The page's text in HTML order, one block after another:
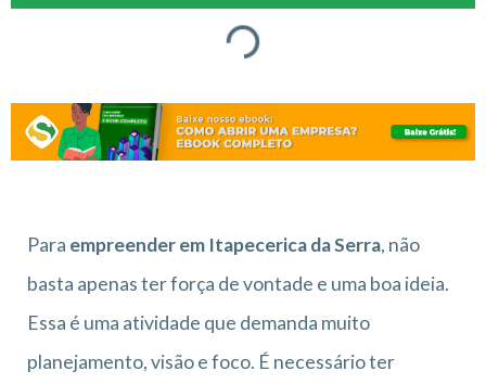
Para empreender em Itapecerica da Serra, não
basta apenas ter força de vontade e uma boa ideia.
Essa é uma atividade que demanda muito
planejamento, visão e foco. É necessário ter